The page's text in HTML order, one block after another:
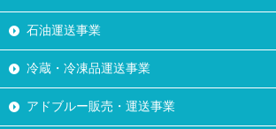
石油運送事業
冷蔵・冷凍品運送事業
アドブルー販売・運送事業